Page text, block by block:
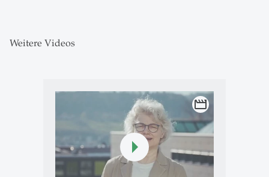
Weitere Videos
movie